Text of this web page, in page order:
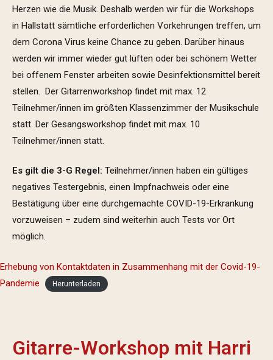
Herzen wie die Musik. Deshalb werden wir für die Workshops
in Hallstatt sämtliche erforderlichen Vorkehrungen treffen, um
dem Corona Virus keine Chance zu geben. Darüber hinaus
werden wir immer wieder gut lüften oder bei schönem Wetter
bei offenem Fenster arbeiten sowie Desinfektionsmittel bereit
stellen. Der Gitarrenworkshop findet mit max. 12
Teilnehmer/innen im größten Klassenzimmer der Musikschule
statt. Der Gesangsworkshop findet mit max. 10
Teilnehmer/innen statt.
Es gilt die 3-G Regel: Teilnehmer/innen haben ein gültiges
negatives Testergebnis, einen Impfnachweis oder eine
Bestätigung über eine durchgemachte COVID-19-Erkrankung
vorzuweisen – zudem sind weiterhin auch Tests vor Ort
möglich.
Erhebung von Kontaktdaten in Zusammenhang mit der Covid-19-
Pandemie
Herunterladen
Gitarre-Workshop mit Harri